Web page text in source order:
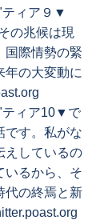
ティア９▼
の兆候は現
国際情勢の緊
年の大変動に
ティア10▼で
です。私がな
えしているの
いるから、そ
代の終焉と新